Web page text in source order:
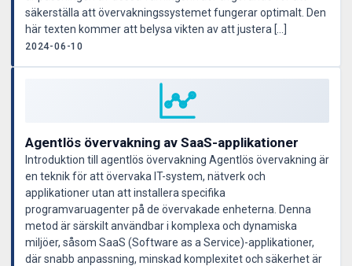
säkerställa att övervakningssystemet fungerar optimalt. Den
här texten kommer att belysa vikten av att justera […]
2024-06-10
Agentlös övervakning av SaaS-applikationer
Introduktion till agentlös övervakning Agentlös övervakning är
en teknik för att övervaka IT-system, nätverk och
applikationer utan att installera specifika
programvaruagenter på de övervakade enheterna. Denna
metod är särskilt användbar i komplexa och dynamiska
miljöer, såsom SaaS (Software as a Service)-applikationer,
där snabb anpassning, minskad komplexitet och säkerhet är